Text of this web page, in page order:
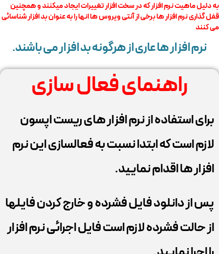
به دلیل ماهیت نرم افزار که در سخت افزار تغییرات ایجاد میکنند و همچنین
قفل گذاری نرم افزار ها برخی از آنتی ویروس ها انها را به عنوان بد افزار شناسائی
می کنند
نرم افزار ها عاری از هرگونه بد افزار می باشند.
راهنمای فعال سازی
برای استفاده از نرم افزار های ریست اپسون
لازم است که ابتدا نسبت به فعالسازی این نرم
افزار ها اقدام نمایید.
پس از دانلود فایل فشرده و خارج کردن فایلها
از حالت فشرده لازم است فایل اجرائی نرم افزار